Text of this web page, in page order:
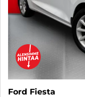
Ford Fiesta